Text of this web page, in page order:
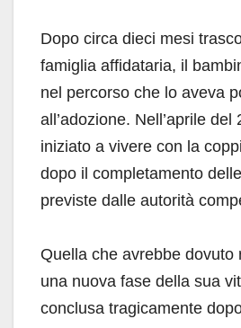
Dopo circa dieci mesi
famiglia affidataria, il
nel percorso che lo aveva
all’adozione. Nell’aprile del
iniziato a vivere con la
dopo il completamento
previste dalle autorità
Quella che avrebbe dovuto
una nuova fase della sua
conclusa tragicamente